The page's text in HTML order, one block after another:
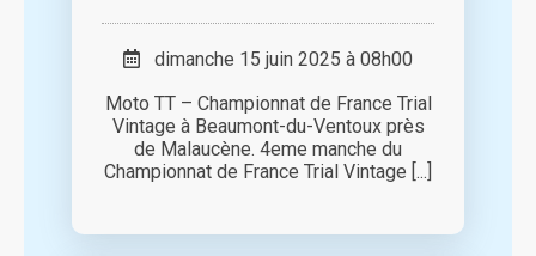
dimanche 15 juin 2025 à 08h00
Moto TT – Championnat de France Trial
Vintage à Beaumont-du-Ventoux près
de Malaucène. 4eme manche du
Championnat de France Trial Vintage [...]